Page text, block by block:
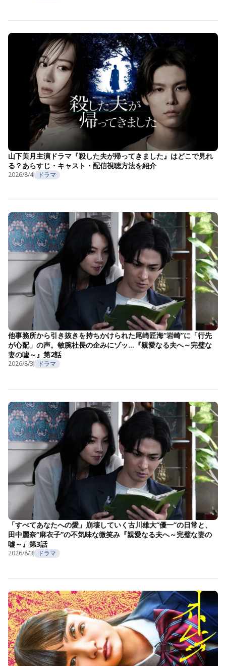
山下美月主演ドラマ『殺した夫が帰ってきました』はどこで見れ
る？あらすじ・キャスト・配信視聴方法を紹介
2026/8/4 ドラマ
他事務所から引き抜きを持ちかけられた尾崎匠海“岩崎”に「行先
が心配」の声。敏腕社長の企みにゾッ…『親愛なる夫へ～完璧な
妻の嘘～』第2話
2026/8/3 ドラマ
「すべてあなたへの愛」崩壊していく古川雄大“優一”の日常と、
田中麗奈“麻衣子”の不気味な微笑み『親愛なる夫へ～完璧な妻の
嘘～』第3話
2026/8/3 ドラマ